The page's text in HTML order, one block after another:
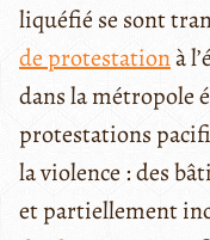
liquéfié se sont
de protestationà
dans la métropole
protestations
la violence : des
et partiellement